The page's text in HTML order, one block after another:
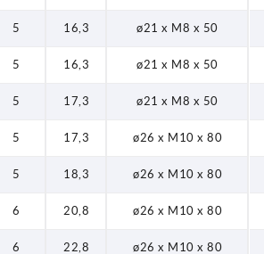
5 16,3 ø21 x M8 x 50
5 16,3 ø21 x M8 x 50
5 17,3 ø21 x M8 x 50
5 17,3 ø26 x M10 x 80
5 18,3 ø26 x M10 x 80
6 20,8 ø26 x M10 x 80
6 22,8 ø26 x M10 x 80